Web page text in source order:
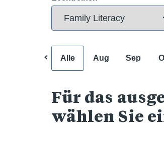
Alle Aug Sep
Für das
wählen Sie